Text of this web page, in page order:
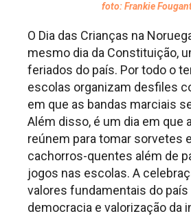
foto: Frankie
O Dia das Crianças na
mesmo dia da Constituição,
feriados do país. Por todo o
escolas organizam desfiles
em que as bandas marciais
Além disso, é um dia em que
reúnem para tomar sorvetes
cachorros-quentes além de
jogos nas escolas. A
valores fundamentais do
democracia e valorização da